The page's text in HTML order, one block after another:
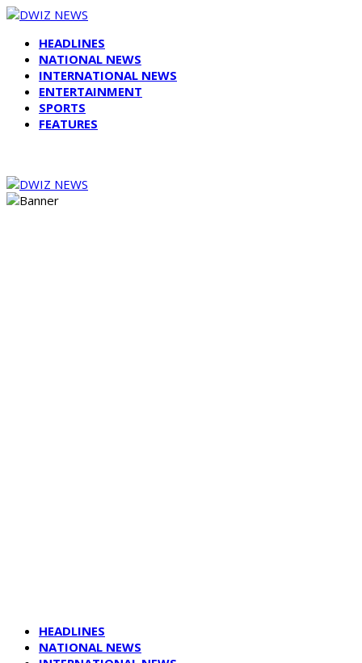
HEADLINES
NATIONAL NEWS
INTERNATIONAL NEWS
ENTERTAINMENT
SPORTS
FEATURES
HEADLINES
NATIONAL NEWS